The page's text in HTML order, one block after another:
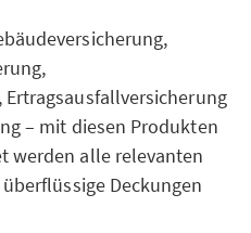
– mit diesen Produkten
werden alle relevanten
Deckungen